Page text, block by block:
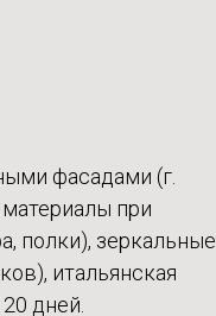
фасадами (г.
при
полки), зеркальные
итальянская
дней.